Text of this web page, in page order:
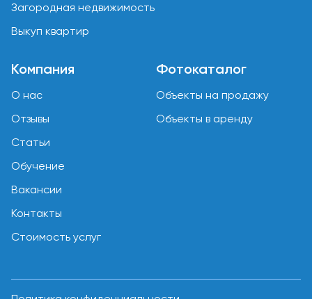
Загородная недвижимость
Выкуп квартир
Компания
О нас
Отзывы
Статьи
Обучение
Вакансии
Контакты
Стоимость услуг
Фотокаталог
Объекты на продажу
Объекты в аренду